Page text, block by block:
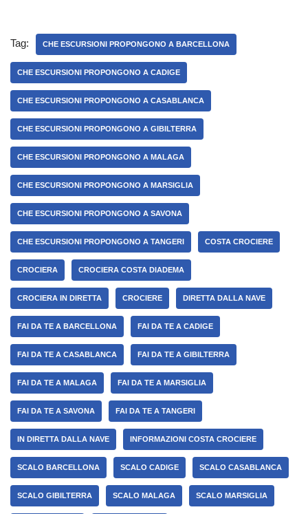
Tag: CHE ESCURSIONI PROPONGONO A BARCELLONA
CHE ESCURSIONI PROPONGONO A CADIGE
CHE ESCURSIONI PROPONGONO A CASABLANCA
CHE ESCURSIONI PROPONGONO A GIBILTERRA
CHE ESCURSIONI PROPONGONO A MALAGA
CHE ESCURSIONI PROPONGONO A MARSIGLIA
CHE ESCURSIONI PROPONGONO A SAVONA
CHE ESCURSIONI PROPONGONO A TANGERI COSTA CROCIERE
CROCIERA CROCIERA COSTA DIADEMA
CROCIERA IN DIRETTA CROCIERE DIRETTA DALLA NAVE
FAI DA TE A BARCELLONA FAI DA TE A CADIGE
FAI DA TE A CASABLANCA FAI DA TE A GIBILTERRA
FAI DA TE A MALAGA FAI DA TE A MARSIGLIA
FAI DA TE A SAVONA FAI DA TE A TANGERI
IN DIRETTA DALLA NAVE INFORMAZIONI COSTA CROCIERE
SCALO BARCELLONA SCALO CADIGE SCALO CASABLANCA
SCALO GIBILTERRA SCALO MALAGA SCALO MARSIGLIA